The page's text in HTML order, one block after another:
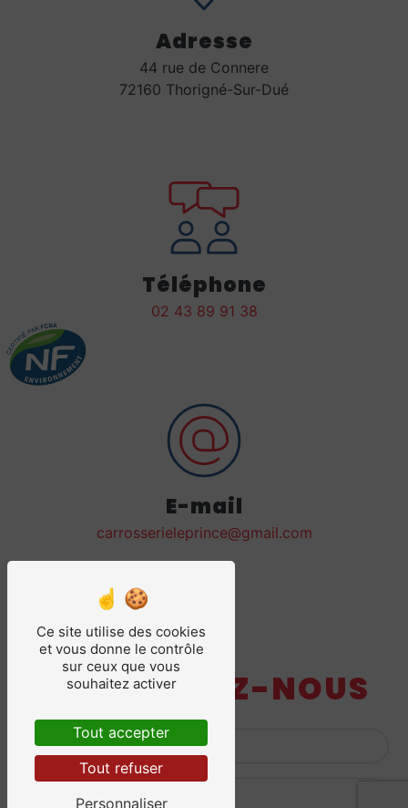
Adresse
44 rue de Connere
72160 Thorigné-Sur-Dué
Téléphone
02 43 89 91 38
E-mail
carrosserieleprince@gmail.com
CONTACTEZ-NOUS
Ce site utilise des cookies
et vous donne le contrôle
sur ceux que vous
souhaitez activer
Tout accepter
Tout refuser
Personnaliser